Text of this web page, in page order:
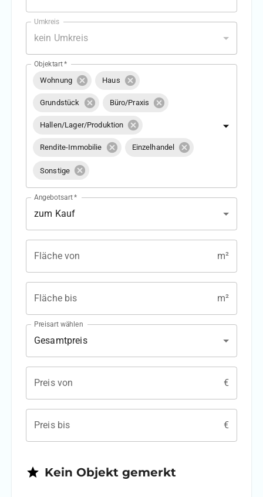
Umkreis
kein Umkreis
Objektart*
Wohnung Haus
Grundstück Büro/Praxis
Hallen/Lager/Produktion
Rendite-Immobilie Einzelhandel
Sonstige
Angebotsart*
zum Kauf
Fläche von m²
Fläche bis m²
Preisart wählen
Gesamtpreis
Preis von €
Preis bis €
Kein Objekt gemerkt